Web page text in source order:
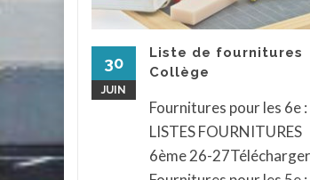
...
30
JUIN
Liste de fournitures
Collège
Fournitures pour les 6e :
LISTES FOURNITURES
6ème 26-27Télécharger